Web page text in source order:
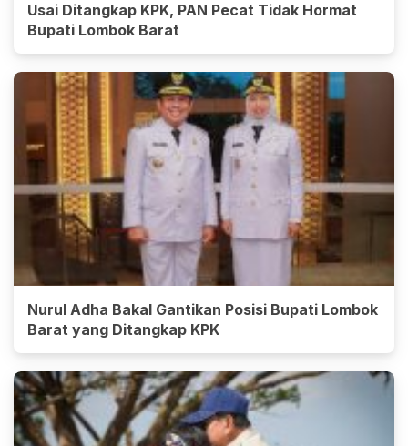
Usai Ditangkap KPK, PAN Pecat Tidak Hormat
Bupati Lombok Barat
Nurul Adha Bakal Gantikan Posisi Bupati Lombok
Barat yang Ditangkap KPK